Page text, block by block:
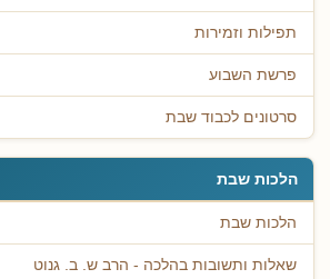
תפילות וזמירות
פרשת השבוע
סרטונים לכבוד שבת
הלכות שבת
הלכות שבת
שאלות ותשובות בהלכה - הרב ש. ב. גנוט